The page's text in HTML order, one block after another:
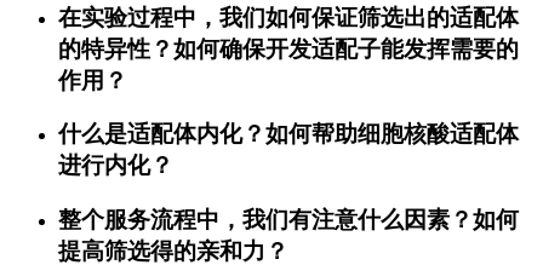
在实验过程中，我们如何保证筛选出的适配体
的特异性？如何确保开发适配子能发挥需要的
作用？
什么是适配体内化？如何帮助细胞核酸适配体
进行内化？
整个服务流程中，我们有注意什么因素？如何
提高筛选得的亲和力？